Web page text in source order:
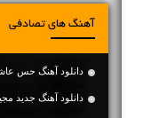
آهنگ های تصادفی
دانلود آهنگ حس
دانلود آهنگ جديد